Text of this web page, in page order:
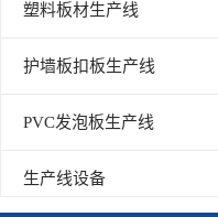
塑料板材生产线
护墙板扣板生产线
PVC发泡板生产线
生产线设备